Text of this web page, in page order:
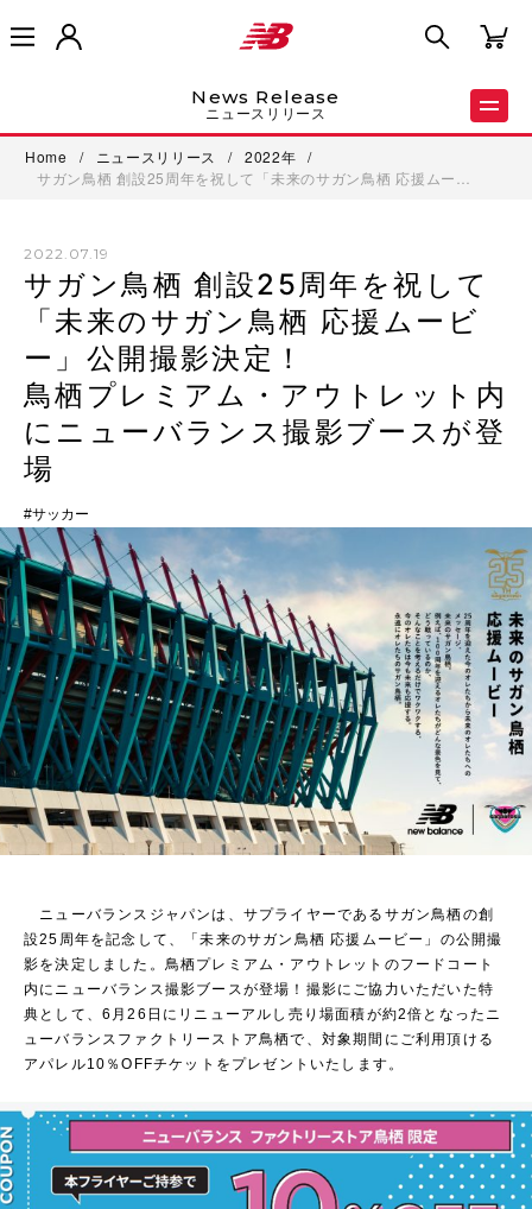
News Release
ニュースリリース
Home / ニュースリリース / 2022年
/
サガン鳥栖 創設25周年を祝して「未来のサガン鳥栖 応援ムー…
2022.07.19
サガン鳥栖 創設25周年を祝して
「未来のサガン鳥栖 応援ムービ
ー」公開撮影決定！
鳥栖プレミアム・アウトレット内
にニューバランス撮影ブースが登
場
サッカー
ニューバランスジャパンは、サプライヤーであるサガン鳥栖の創
設25周年を記念して、「未来のサガン鳥栖 応援ムービー」の公開撮
影を決定しました。鳥栖プレミアム・アウトレットのフードコート
内にニューバランス撮影ブースが登場！撮影にご協力いただいた特
典として、6月26日にリニューアルし売り場面積が約2倍となったニ
ューバランスファクトリーストア鳥栖で、対象期間にご利用頂ける
アパレル10％OFFチケットをプレゼントいたします。